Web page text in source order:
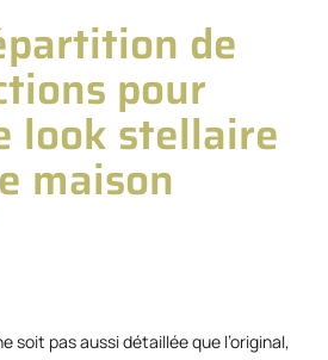
de
pour
look stellaire
maison
soit pas aussi détaillée que l’original,